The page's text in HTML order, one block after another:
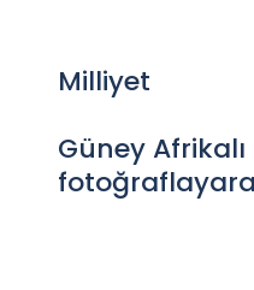
Milliyet
Güney